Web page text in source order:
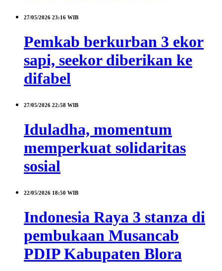
27/05/2026 23:16 WIB
Pemkab berkurban 3 ekor
sapi, seekor diberikan ke
difabel
27/05/2026 22:58 WIB
Iduladha, momentum
memperkuat solidaritas
sosial
22/05/2026 18:50 WIB
Indonesia Raya 3 stanza di
pembukaan Musancab
PDIP Kabupaten Blora